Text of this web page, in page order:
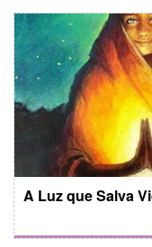
A Luz que Salva